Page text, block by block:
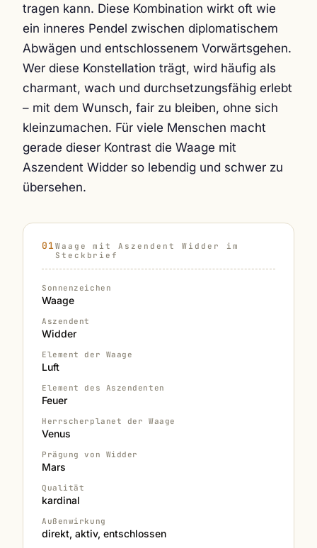
tragen kann. Diese Kombination wirkt oft wie
ein inneres Pendel zwischen diplomatischem
Abwägen und entschlossenem Vorwärtsgehen.
Wer diese Konstellation trägt, wird häufig als
charmant, wach und durchsetzungsfähig erlebt
– mit dem Wunsch, fair zu bleiben, ohne sich
kleinzumachen. Für viele Menschen macht
gerade dieser Kontrast die Waage mit
Aszendent Widder so lebendig und schwer zu
übersehen.
Waage mit Aszendent Widder im
Steckbrief
Sonnenzeichen
Waage
Aszendent
Widder
Element der Waage
Luft
Element des Aszendenten
Feuer
Herrscherplanet der Waage
Venus
Prägung von Widder
Mars
Qualität
kardinal
Außenwirkung
direkt, aktiv, entschlossen